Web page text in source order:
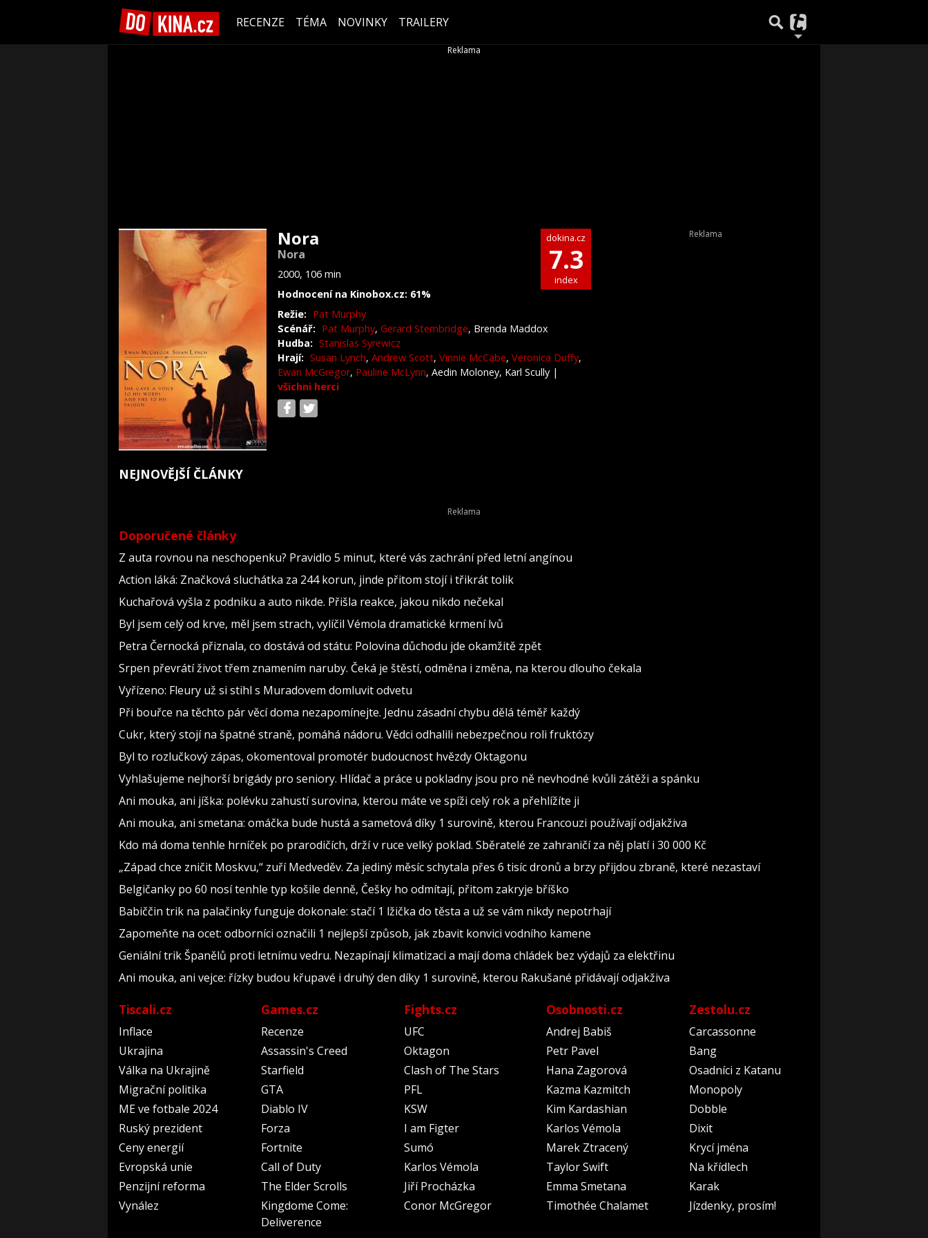
RECENZE TÉMA NOVINKY TRAILERY
Nora
Nora
2000, 106 min
Hodnocení na Kinobox.cz: 61%
dokina.cz
7.3
index
Režie: Pat Murphy
Scénář: Pat Murphy, Gerard Stembridge, Brenda Maddox
Hudba: Stanislas Syrewicz
Hrají: Susan Lynch, Andrew Scott, Vinnie McCabe, Veronica Duffy,
Ewan McGregor, Pauline McLynn, Aedin Moloney, Karl Scully |
všichni herci
NEJNOVĚJŠÍ ČLÁNKY
Doporučené články
Z auta rovnou na neschopenku? Pravidlo 5 minut, které vás zachrání před letní angínou
Action láká: Značková sluchátka za 244 korun, jinde přitom stojí i třikrát tolik
Kuchařová vyšla z podniku a auto nikde. Přišla reakce, jakou nikdo nečekal
Byl jsem celý od krve, měl jsem strach, vylíčil Vémola dramatické krmení lvů
Petra Černocká přiznala, co dostává od státu: Polovina důchodu jde okamžitě zpět
Srpen převrátí život třem znamením naruby. Čeká je štěstí, odměna i změna, na kterou dlouho čekala
Vyřízeno: Fleury už si stihl s Muradovem domluvit odvetu
Při bouřce na těchto pár věcí doma nezapomínejte. Jednu zásadní chybu dělá téměř každý
Cukr, který stojí na špatné straně, pomáhá nádoru. Vědci odhalili nebezpečnou roli fruktózy
Byl to rozlučkový zápas, okomentoval promotér budoucnost hvězdy Oktagonu
Vyhlašujeme nejhorší brigády pro seniory. Hlídač a práce u pokladny jsou pro ně nevhodné kvůli zátěži a spánku
Ani mouka, ani jíška: polévku zahustí surovina, kterou máte ve spíži celý rok a přehlížíte ji
Ani mouka, ani smetana: omáčka bude hustá a sametová díky 1 surovině, kterou Francouzi používají odjakživa
Kdo má doma tenhle hrníček po prarodičích, drží v ruce velký poklad. Sběratelé ze zahraničí za něj platí i 30 000 Kč
„Západ chce zničit Moskvu,“ zuří Medveděv. Za jediný měsíc schytala přes 6 tisíc dronů a brzy přijdou zbraně, které nezastaví
Belgičanky po 60 nosí tenhle typ košile denně, Češky ho odmítají, přitom zakryje bříško
Babiččin trik na palačinky funguje dokonale: stačí 1 lžička do těsta a už se vám nikdy nepotrhají
Zapomeňte na ocet: odborníci označili 1 nejlepší způsob, jak zbavit konvici vodního kamene
Geniální trik Španělů proti letnímu vedru. Nezapínají klimatizaci a mají doma chládek bez výdajů za elektřinu
Ani mouka, ani vejce: řízky budou křupavé i druhý den díky 1 surovině, kterou Rakušané přidávají odjakživa
Tiscali.cz
Inflace
Ukrajina
Válka na Ukrajině
Migrační politika
ME ve fotbale 2024
Ruský prezident
Ceny energií
Evropská unie
Penzijní reforma
Vynález
Games.cz
Recenze
Assassin's Creed
Starfield
GTA
Diablo IV
Forza
Fortnite
Call of Duty
The Elder Scrolls
Kingdome Come:
Deliverence
Fights.cz
UFC
Oktagon
Clash of The Stars
PFL
KSW
I am Figter
Sumó
Karlos Vémola
Jiří Procházka
Conor McGregor
Osobnosti.cz
Andrej Babiš
Petr Pavel
Hana Zagorová
Kazma Kazmitch
Kim Kardashian
Karlos Vémola
Marek Ztracený
Taylor Swift
Emma Smetana
Timothée Chalamet
Zestolu.cz
Carcassonne
Bang
Osadníci z Katanu
Monopoly
Dobble
Dixit
Krycí jména
Na křídlech
Karak
Jízdenky, prosím!